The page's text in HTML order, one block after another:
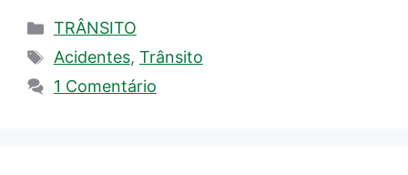
Categorias
TRÂNSITO
Tags
Acidentes, Trânsito
1 Comentário